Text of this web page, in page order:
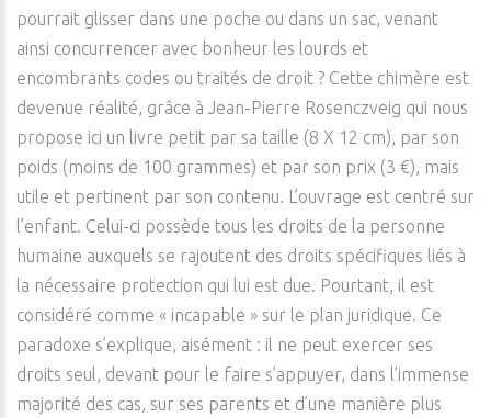
pourrait glisser dans une poche ou dans un sac, venant
ainsi concurrencer avec bonheur les lourds et
encombrants codes ou traités de droit ? Cette chimère est
devenue réalité, grâce à Jean-Pierre Rosenczveig qui nous
propose ici un livre petit par sa taille (8 X 12 cm), par son
poids (moins de 100 grammes) et par son prix (3 €), mais
utile et pertinent par son contenu. L’ouvrage est centré sur
l’enfant. Celui-ci possède tous les droits de la personne
humaine auxquels se rajoutent des droits spécifiques liés à
la nécessaire protection qui lui est due. Pourtant, il est
considéré comme « incapable » sur le plan juridique. Ce
paradoxe s’explique, aisément : il ne peut exercer ses
droits seul, devant pour le faire s’appuyer, dans l’immense
majorité des cas, sur ses parents et d’une manière plus